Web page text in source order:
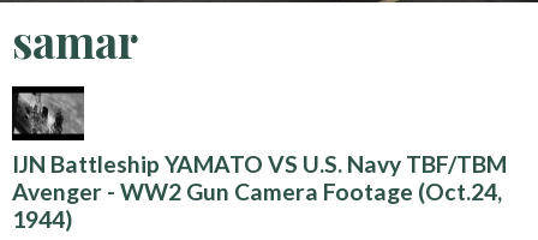
samar
IJN Battleship YAMATO VS U.S. Navy TBF/TBM
Avenger - WW2 Gun Camera Footage (Oct.24,
1944)